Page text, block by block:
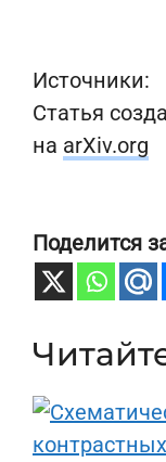
Источники:
Статья
на arXiv.org
Поделится